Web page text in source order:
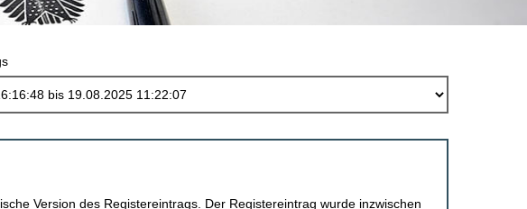
Version des Registereintrags. Der Registereintrag wurde inzwischen